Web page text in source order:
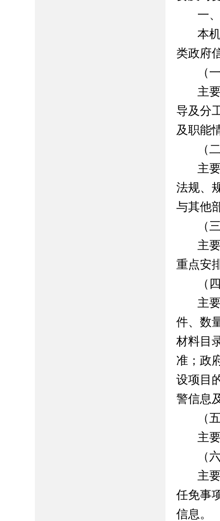
一
本
类政府
（
主
导及分
及职能
（
主
法规、
与其他
（
主
重点安
（
主
件、数
材料目
准；政
设项目
警信息
（
主
（
主
任免事
信息。